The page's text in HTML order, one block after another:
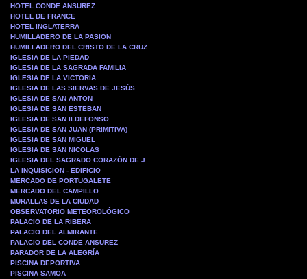
HOTEL CONDE ANSUREZ
HOTEL DE FRANCE
HOTEL INGLATERRA
HUMILLADERO DE LA PASION
HUMILLADERO DEL CRISTO DE LA CRUZ
IGLESIA DE LA PIEDAD
IGLESIA DE LA SAGRADA FAMILIA
IGLESIA DE LA VICTORIA
IGLESIA DE LAS SIERVAS DE JESÚS
IGLESIA DE SAN ANTON
IGLESIA DE SAN ESTEBAN
IGLESIA DE SAN ILDEFONSO
IGLESIA DE SAN JUAN (PRIMITIVA)
IGLESIA DE SAN MIGUEL
IGLESIA DE SAN NICOLAS
IGLESIA DEL SAGRADO CORAZÓN DE J.
LA INQUISICION - EDIFICIO
MERCADO DE PORTUGALETE
MERCADO DEL CAMPILLO
MURALLAS DE LA CIUDAD
OBSERVATORIO METEOROLÓGICO
PALACIO DE LA RIBERA
PALACIO DEL ALMIRANTE
PALACIO DEL CONDE ANSUREZ
PARADOR DE LA ALEGRÍA
PISCINA DEPORTIVA
PISCINA SAMOA